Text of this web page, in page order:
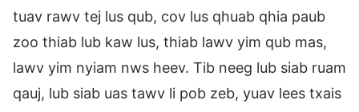
tuav rawv tej lus qub, cov lus qhuab qhia paub
zoo thiab lub kaw lus, thiab lawv yim qub mas,
lawv yim nyiam nws heev. Tib neeg lub siab ruam
qauj, lub siab uas tawv li pob zeb, yuav lees txais